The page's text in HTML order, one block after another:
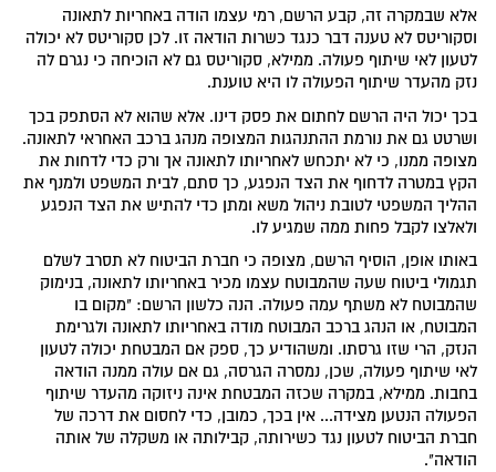
אלא שבמקרה זה, קבע הרשם, רמי עצמו הודה באחריות לתאונה
וסקוריטס לא טענה דבר כנגד כשרות הודאה זו. לכן סקוריטס לא יכולה
לטעון לאי שיתוף פעולה. ממילא, סקוריטס גם לא הוכיחה כי נגרם לה
נזק מהעדר שיתוף הפעולה לו היא טוענת.
בכך יכול היה הרשם לחתום את פסק דינו. אלא שהוא לא הסתפק בכך
ושרטט גם את נורמת ההתנהגות המצופה מנהג ברכב האחראי לתאונה.
מצופה ממנו, כי לא יתכחש לאחריותו לתאונה אך ורק כדי לדחות את
הקץ במטרה לדחוף את הצד הנפגע, כך סתם, לבית המשפט ולמנף את
ההליך המשפטי לטובת ניהול משא ומתן כדי להתיש את הצד הנפגע
ולאלצו לקבל פחות ממה שמגיע לו.
באותו אופן, הוסיף הרשם, מצופה כי חברת הביטוח לא תסרב לשלם
תגמולי ביטוח שעה שהמבוטח עצמו מכיר באחריותו לתאונה, בנימוק
שהמבוטח לא משתף עמה פעולה. הנה כלשון הרשם: "מקום בו
המבוטח, או הנהג ברכב המבוטח מודה באחריותו לתאונה ולגרימת
הנזק, הרי שזו גרסתו. ומשהודיע כך, ספק אם המבטחת יכולה לטעון
לאי שיתוף פעולה, שכן, נמסרה הגרסה, גם אם עולה ממנה הודאה
בחבות. ממילא, במקרה שכזה המבטחת אינה ניזוקה מהעדר שיתוף
הפעולה הנטען מצידה... אין בכך, כמובן, כדי לחסום את דרכה של
חברת הביטוח לטעון נגד כשירותה, קבילותה או משקלה של אותה
הודאה".